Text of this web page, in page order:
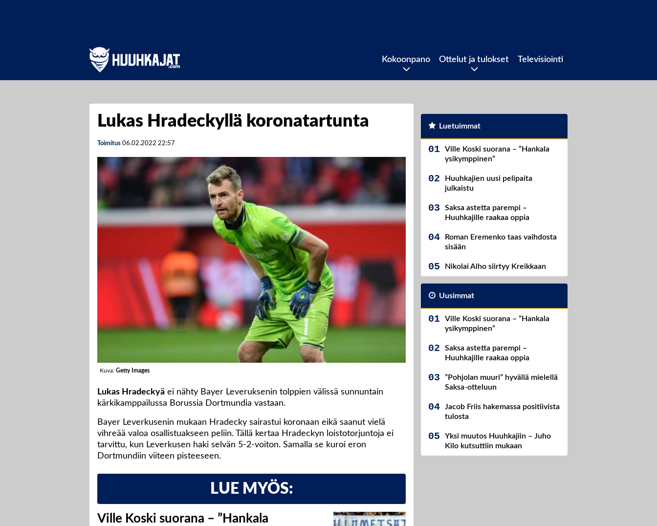
Kokoonpano Ottelut ja tulokset Televisiointi
Lukas Hradeckyllä koronatartunta
Toimitus 06.02.2022 22:57
Kuva: Getty Images
Lukas Hradeckyä ei nähty Bayer Leveruksenin tolppien välissä sunnuntain
kärkikamppailussa Borussia Dortmundia vastaan.
Bayer Leverkusenin mukaan Hradecky sairastui koronaan eikä saanut vielä
vihreää valoa osallistuakseen peliin. Tällä kertaa Hradeckyn loistotorjuntoja ei
tarvittu, kun Leverkusen haki selvän 5-2-voiton. Samalla se kuroi eron
Dortmundiin viiteen pisteeseen.
LUE MYÖS:
Ville Koski suorana – ”Hankala
Luetuimmat
Ville Koski suorana – ”Hankala
ysikymppinen”
Huuhkajien uusi pelipaita
julkaistu
Saksa astetta parempi –
Huuhkajille raakaa oppia
Roman Eremenko taas vaihdosta
sisään
Nikolai Alho siirtyy Kreikkaan
Uusimmat
Ville Koski suorana – ”Hankala
ysikymppinen”
Saksa astetta parempi –
Huuhkajille raakaa oppia
”Pohjolan muuri” hyvällä mielellä
Saksa-otteluun
Jacob Friis hakemassa positiivista
tulosta
Yksi muutos Huuhkajiin – Juho
Kilo kutsuttiin mukaan